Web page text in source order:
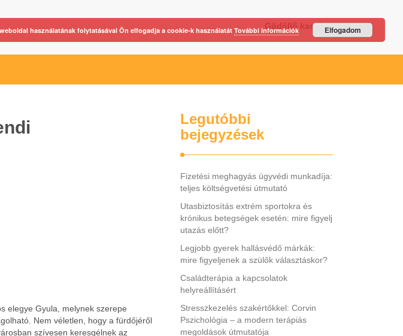
Gödöllő kastély
elegye Gyula, melynek szerepe
Nem véletlen, hogy a fürdőjéről
szívesen keresgélnek az
Legutóbbi
bejegyzések
Fizetési meghagyás ügyvédi munkadíja:
teljes költségvetési útmutató
Utasbiztosítás extrém sportokra és
krónikus betegségek esetén: mire figyelj
utazás előtt?
Legjobb gyerek hallásvédő márkák:
mire figyeljenek a szülők választáskor?
Családterápia a kapcsolatok
helyreállításért
Stresszkezelés szakértőkkel: Corvin
Pszichológia – a modern terápiás
megoldások útmutatója
használatának folytatásával Ön elfogadja a cookie-k használatát További információk Elfogadom